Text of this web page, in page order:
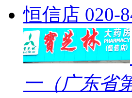
恒信店 020-
一（广东省